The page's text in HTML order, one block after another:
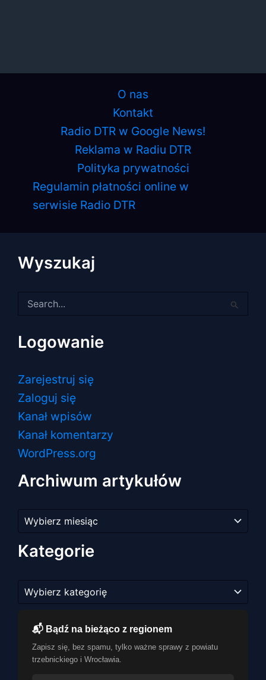
O nas
Kontakt
Radio DTR w Google News!
Reklama w Radiu DTR
Polityka prywatności
Regulamin płatności online w
serwisie Radio DTR
Wyszukaj
dla:
Logowanie
Zarejestruj się
Zaloguj się
Kanał wpisów
Kanał komentarzy
WordPress.org
Archiwum artykułów
artykułów
Kategorie
📬 Bądź na bieżąco z regionem
Zapisz się, bez spamu, tylko ważne sprawy z powiatu
trzebnickiego i Wrocławia.